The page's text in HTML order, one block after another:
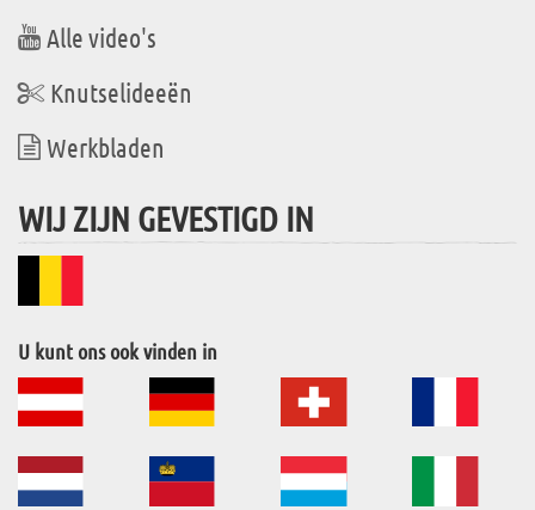
Alle video's
Knutselideeën
Werkbladen
WIJ ZIJN GEVESTIGD IN
U kunt ons ook vinden in